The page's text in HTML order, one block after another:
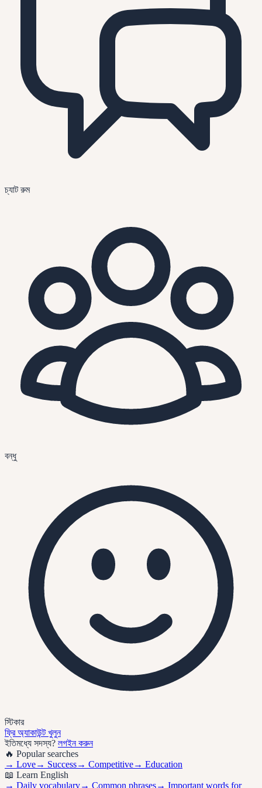
চ্যাট রুম
বন্ধু
স্টিকার
ফ্রি অ্যাকাউন্ট খুলুন
ইতিমধ্যে সদস্য? লগইন করুন
🔥 Popular searches
→ Love→ Success→ Competitive→ Education
📖 Learn English
→ Daily vocabulary→ Common phrases→ Important words for